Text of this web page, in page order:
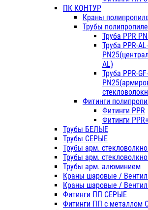
ПК КОНТУР
Краны
Трубы
Труба PPR
Труба PPR-
AL)
Труба PPR-
Фитинги
Фитинги PPR
Фитинги
Трубы БЕЛЫЕ
Трубы СЕРЫЕ
Трубы арм.
Трубы арм.
Трубы арм. алюминием
Краны шаровые /
Краны шаровые /
Фитинги ПП СЕРЫЕ
Фитинги ПП с металлом